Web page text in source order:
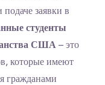
заявки в
студенты
США – это
которые имеют
гражданами